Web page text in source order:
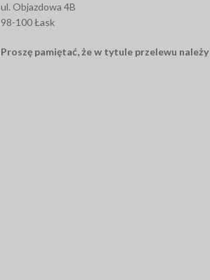
ul. Objazdowa 4B
98-100 Łask
Proszę pamiętać, żew tytule przelewu